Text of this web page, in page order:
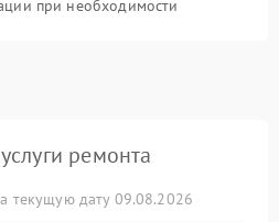
при необходимости
ремонта
текущую дату 09.08.2026